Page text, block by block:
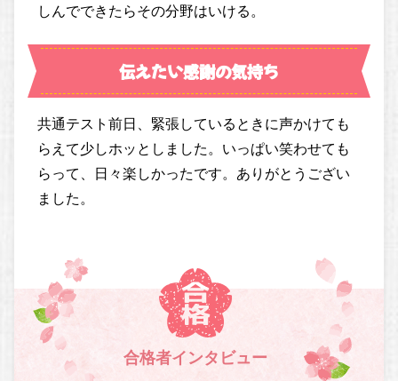
しんでできたらその分野はいける。
伝えたい感謝の気持ち
共通テスト前日、緊張しているときに声かけても
らえて少しホッとしました。いっぱい笑わせても
らって、日々楽しかったです。ありがとうござい
ました。
合格者インタビュー